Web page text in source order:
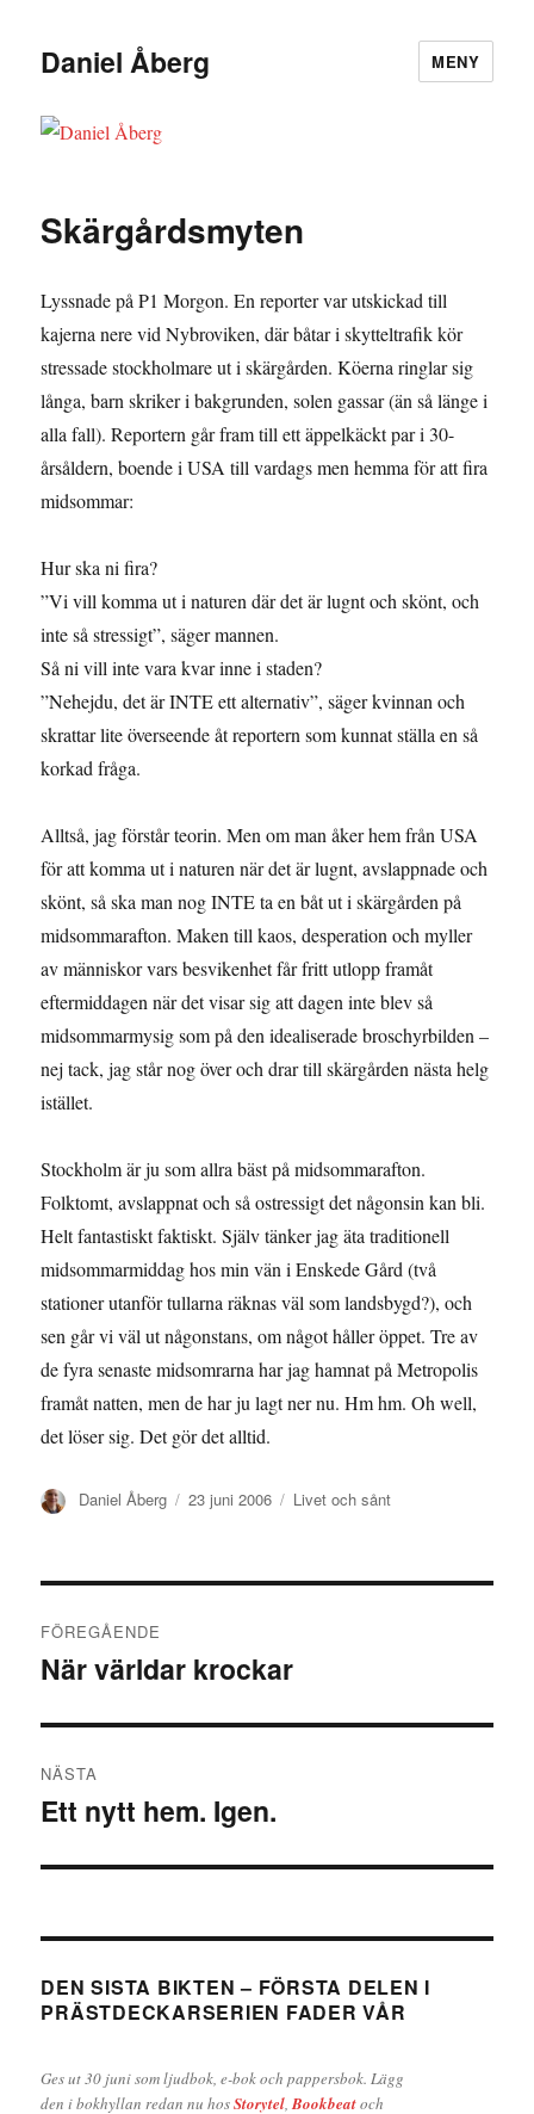
Daniel Åberg MENY
Skärgårdsmyten
Lyssnade på P1 Morgon. En reporter var utskickad till
kajerna nere vid Nybroviken, där båtar i skytteltrafik kör
stressade stockholmare ut i skärgården. Köerna ringlar sig
långa, barn skriker i bakgrunden, solen gassar (än så länge i
alla fall). Reportern går fram till ett äppelkäckt par i 30-
årsåldern, boende i USA till vardags men hemma för att fira
midsommar:
Hur ska ni fira?
”Vi vill komma ut i naturen där det är lugnt och skönt, och
inte så stressigt”, säger mannen.
Så ni vill inte vara kvar inne i staden?
”Nehejdu, det är INTE ett alternativ”, säger kvinnan och
skrattar lite överseende åt reportern som kunnat ställa en så
korkad fråga.
Alltså, jag förstår teorin. Men om man åker hem från USA
för att komma ut i naturen när det är lugnt, avslappnade och
skönt, så ska man nog INTE ta en båt ut i skärgården på
midsommarafton. Maken till kaos, desperation och myller
av människor vars besvikenhet får fritt utlopp framåt
eftermiddagen när det visar sig att dagen inte blev så
midsommarmysig som på den idealiserade broschyrbilden –
nej tack, jag står nog över och drar till skärgården nästa helg
istället.
Stockholm är ju som allra bäst på midsommarafton.
Folktomt, avslappnat och så ostressigt det någonsin kan bli.
Helt fantastiskt faktiskt. Själv tänker jag äta traditionell
midsommarmiddag hos min vän i Enskede Gård (två
stationer utanför tullarna räknas väl som landsbygd?), och
sen går vi väl ut någonstans, om något håller öppet. Tre av
de fyra senaste midsomrarna har jag hamnat på Metropolis
framåt natten, men de har ju lagt ner nu. Hm hm. Oh well,
det löser sig. Det gör det alltid.
Författare
Daniel Åberg
Publicerat
23 juni 2006 Kategorier
Livet och sånt
FÖREGÅENDE
Föregående
När världar krockar
NÄSTA
Nästa
Ett nytt hem. Igen.
DEN SISTA BIKTEN – FÖRSTA DELEN I
PRÄSTDECKARSERIEN FADER VÅR
Ges ut 30 juni som ljudbok, e-bok och pappersbok. Lägg
den i bokhyllan redan nu hosStorytel ,Bookbeatoch